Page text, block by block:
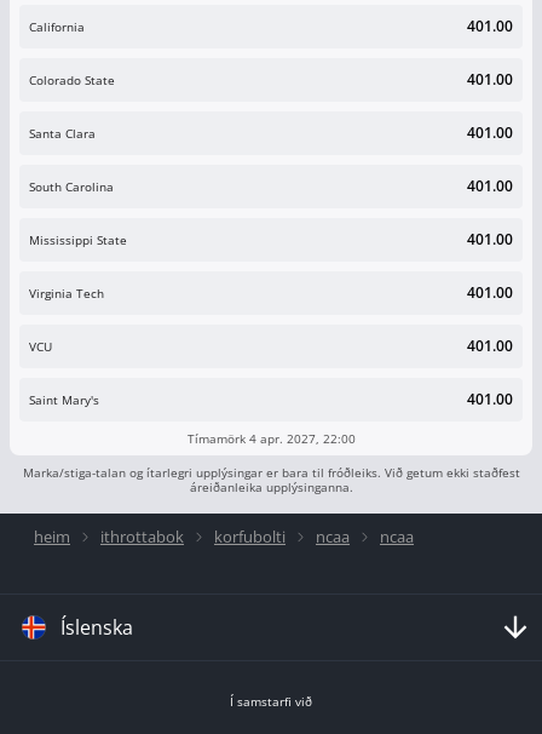
California 401.00
Colorado State 401.00
Santa Clara 401.00
South Carolina 401.00
Mississippi State 401.00
Virginia Tech 401.00
VCU 401.00
Saint Mary's 401.00
Tímamörk 4 apr. 2027, 22:00
Marka/stiga-talan og ítarlegri upplýsingar er bara til fróðleiks. Við getum ekki staðfest
áreiðanleika upplýsinganna.
heim ithrottabok korfubolti ncaa ncaa
Íslenska
Í samstarfi við